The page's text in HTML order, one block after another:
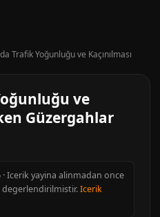
Trafik Yoğunluğu ve Kaçınılması
ve
Güzergahlar
· Icerik yayina alinmadan once
degerlendirilmistir.Icerik